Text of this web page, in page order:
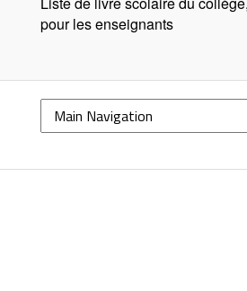
pour les enseignants